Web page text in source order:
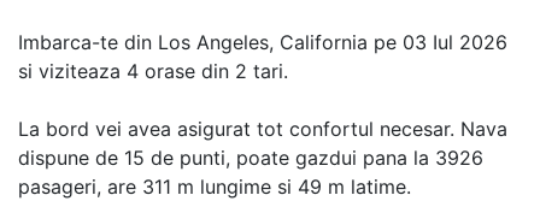
Imbarca-te din Los Angeles, California pe 03 Iul 2026
si viziteaza 4 orase din 2 tari.
La bord vei avea asigurat tot confortul necesar. Nava
dispune de 15 de punti, poate gazdui pana la 3926
pasageri, are 311 m lungime si 49 m latime.